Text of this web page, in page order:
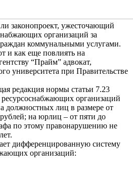
законопроект, ужесточающий
организаций за
коммунальными услугами.
и как еще повлиять на
“Прайм” адвокат,
университета при Правительстве
редакция нормы статьи 7.23
организаций
должностных лиц в размере от
на юрлиц – от пяти до
по этому правонарушению не
дифференцированную систему
организаций: